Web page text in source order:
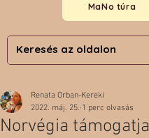
MaNo túra
Norvégia támogatja
Renata Orban-Kereki
2022. máj. 25. 1 perc olvasás